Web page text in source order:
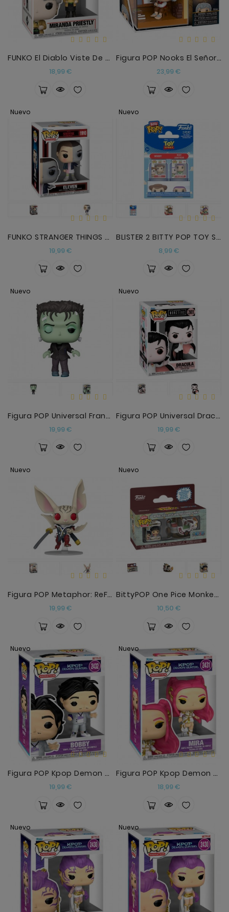
Anekke
FUNKO El Diablo Viste De Prada Miranda Priestly
18,99 €Precio
Figura POP Nooks El Señor De Los Anillos Bilbo
23,99 €
Nuevo
FUNKO STRANGER THINGS ELEVEN 10 ANIVERSARIO
19,99 €Precio
Nuevo
BLISTER 2 BITTY POP TOY STORY WOODY Y BUZZ
8,99 €Precio
Nuevo
Figura POP Universal Frankenstein
19,99 €Precio
Nuevo
Figura POP Universal Dracula
19,99 €Precio
Nuevo
Figura POP Metaphor: ReFantazio Heismay
19,99 €Precio
Nuevo
BittyPOP One Pice Monkey D.Luffy Y Thousand Sunny
10,50 €Precio
Nuevo
Figura POP Kpop Demon Hunters Bobby
19,99 €Precio
Nuevo
Figura POP Kpop Demon Hunters Mira
18,99 €Precio
Nuevo Nuevo